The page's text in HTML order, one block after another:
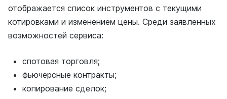
отображается список инструментов с текущими
котировками и изменением цены. Среди заявленных
возможностей сервиса:
спотовая торговля;
фьючерсные контракты;
копирование сделок;